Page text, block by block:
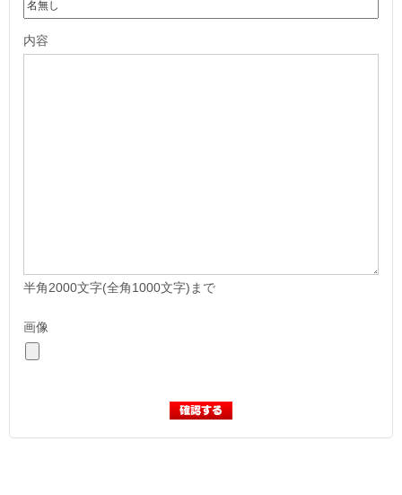
内容
半角2000文字(全角1000文字)まで
画像